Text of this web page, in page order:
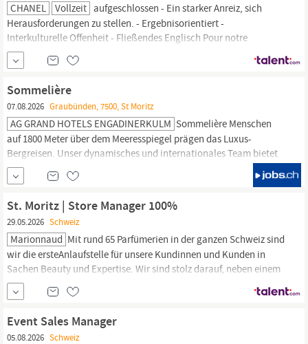
CHANEL Vollzeit aufgeschlossen - Ein starker Anreiz, sich
Herausforderungen zu stellen. - Ergebnisorientiert -
Interkulturelle Offenheit - Fließendes Englisch Pour notre
Boutique de
Moritz,
pour un CDD de 5 mois dès novembre 2026. Dans un contexte
exigeant et en permanente évolution, le Conseiller de Mode...
Sommelière
07.08.2026 Graubünden, 7500, St Moritz
AG GRAND HOTELS ENGADINERKULM Sommelière Menschen
auf 1800 Meter über dem Meeresspiegel prägen das Luxus-
Bergreisen. Unser dynamisches und internationales Team bietet
unseren Gästen smarten Luxus für ein unnachahmliches
Urlaubserlebnis. Als Teammitglied der luxuriösen Kulm Group
machen wir jeden Aufenthalt inspirierend, einzigartig und...
St. Moritz | Store Manager 100%
29.05.2026 Schweiz
Marionnaud Mit rund 65 Parfümerien in der ganzen Schweiz sind
wir die ersteAnlaufstelle für unsere Kundinnen und Kunden in
Sachen Beauty und Expertise. Wir sind stolz darauf, neben einem
breiten Sortiment an hochwertigen Luxusartikeln viele Marken in
der Schweiz exklusiv zu führen. Der Ursprung von Marionnaud
Event Sales Manager
05.08.2026 Schweiz